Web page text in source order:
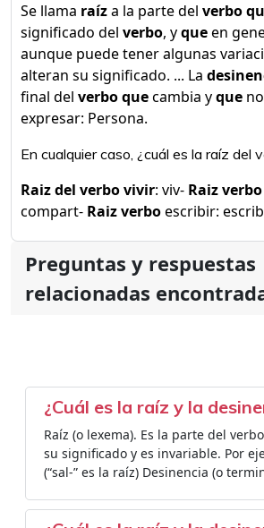
Se llama raíza la parte del verbo
significado del verbo, yqueen
aunque puede tener algunas
alteran su significado. ... La
final del verbo quecambia yque
expresar: Persona.
En cualquier caso, ¿cuál es la raíz del
Raiz del verbo vivir: viv- Raiz verbo
compart- Raiz verboescribir:
Preguntas y respuestas
relacionadas
¿Cuál es la raíz y la
Raíz (o lexema). Es la parte del
su significado y es invariable. Por
(“sal-” es la raíz) Desinencia (o